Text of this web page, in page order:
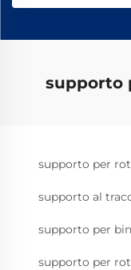
supporto
supporto per
supporto al
supporto per
supporto per